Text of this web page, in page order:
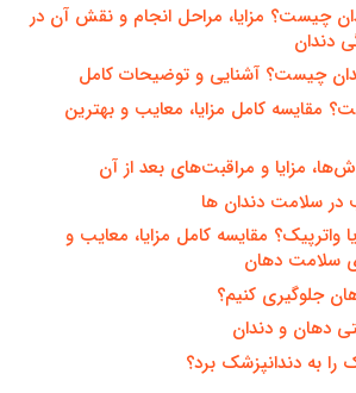
چیست؟ مزایا، مراحل انجام و نقش آن در
دندان
چیست؟ آشنایی و توضیحات کامل
مقایسه کامل مزایا، معایب و بهترین
مزایا و مراقبت‌های بعد از آن
در سلامت دندان ها
واترپیک؟ مقایسه کامل مزایا، معایب و
سلامت دهان
جلوگیری کنیم؟
دهان و دندان
را به دندانپزشک برد؟